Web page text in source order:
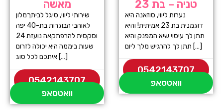
מאשה
שירותי ליווי, סיגל לביתךמלון
לאוהבי הבוגרות בת-40 יפה
וסקסית להרפתקאה נועזת 24
שעות ביממה היא יכולה לזרום
איתכם לכל סוג […]
0542143707
וואטסאפ
טניה – בת 23
נערות ליווי, סוזאנה היא
דוגמנית בת 23 אמיתית! והיא
תתן לך עיסוי שיא המפנק והיא
תתן לך להרגיש מלך ליום […]
0542143707
וואטסאפ